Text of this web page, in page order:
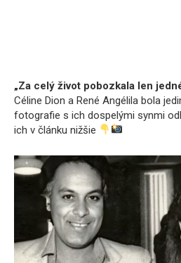
„Za celý život pobozkala len
Céline Dion a René Angélila bola
fotografie s ich dospelými synmi
ich v článku nižšie